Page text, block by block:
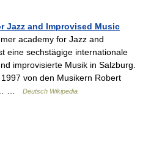
Jazz and Improvised Music
academy for Jazz and
eine sechstägige internationale
improvisierte Musik in Salzburg.
von den Musikern Robert
…
Deutsch Wikipedia